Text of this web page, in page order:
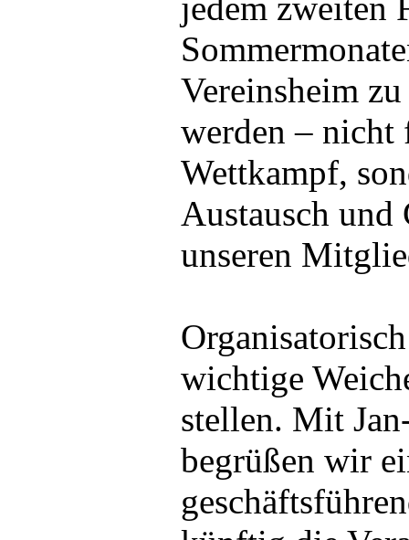
jedem zweiten
Vereinsheim
werden –
Wettkampf,
Austausch und
unseren
wichtige
stellen. Mit
begrüßen wir